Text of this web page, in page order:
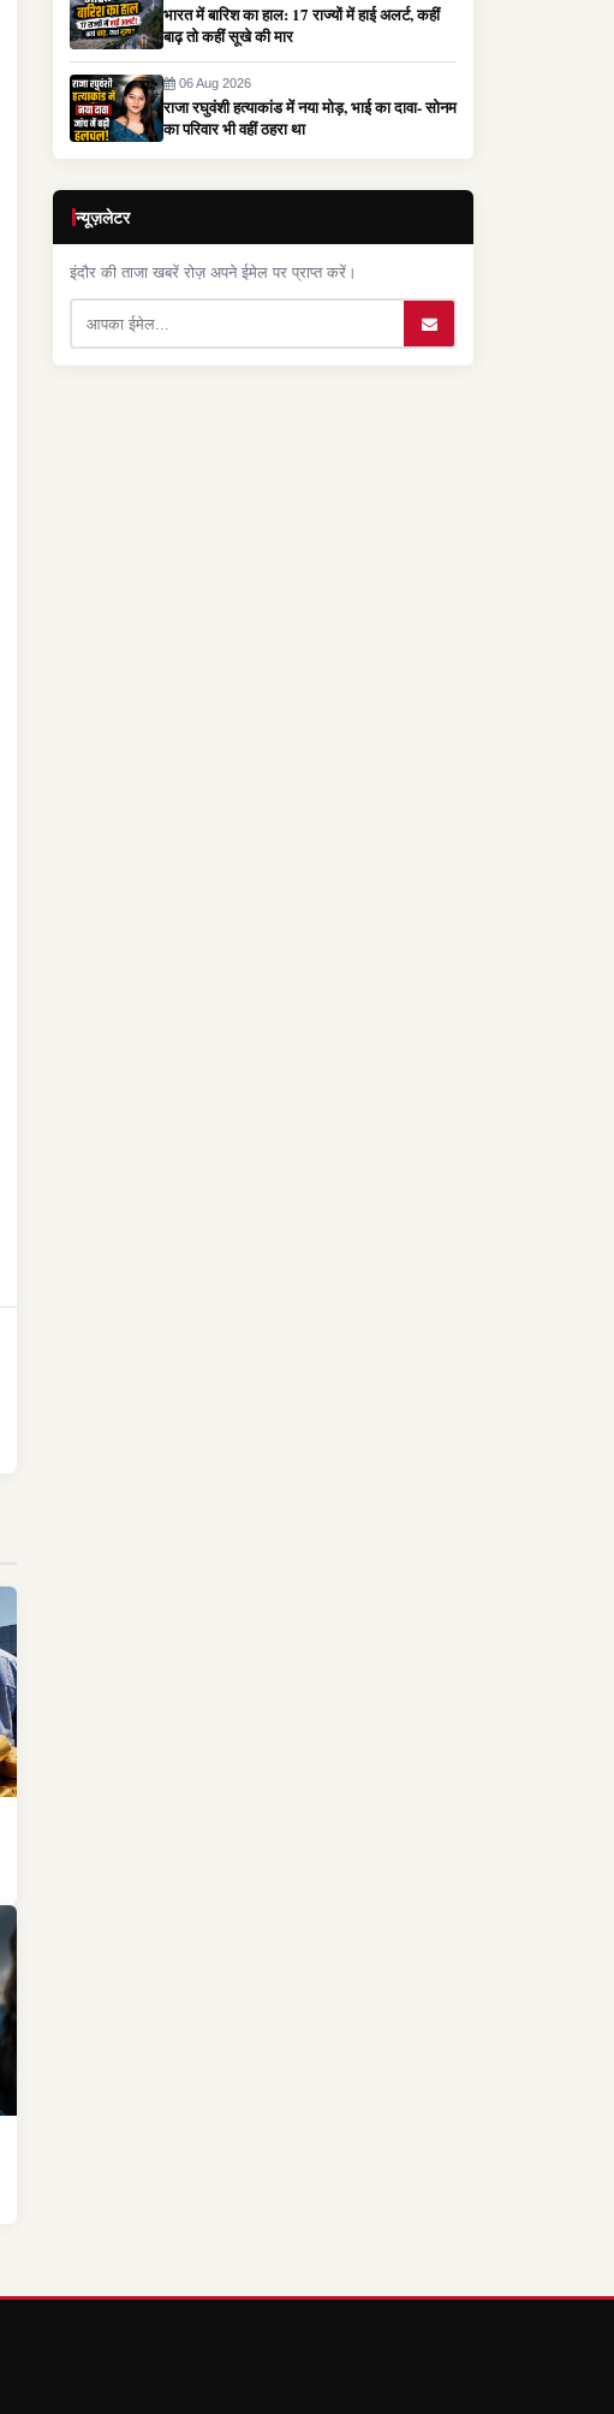
भारत में बारिश का हाल: 17 राज्यों में हाई अलर्ट, कहीं
बाढ़ तो कहीं सूखे की मार
06 Aug 2026
राजा रघुवंशी हत्याकांड में नया मोड़, भाई का दावा- सोनम
का परिवार भी वहीं ठहरा था
न्यूज़लेटर
इंदौर की ताजा खबरें रोज़ अपने ईमेल पर प्राप्त करें।